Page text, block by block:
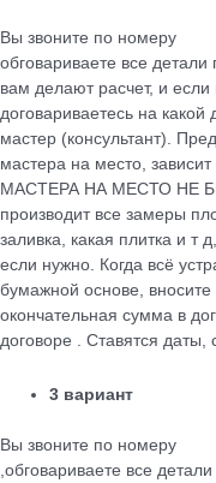
Вы звоните по номеру
обговариваете все
вам делают расчет, и
договариваетесь на
мастер (консультант).
мастера на место,
МАСТЕРА НА МЕСТО НЕ
производит все замеры
заливка, какая плитка и т
если нужно. Когда всё
бумажной основе, вносите
окончательная сумма в
договоре . Ставятся
3 вариант
Вы звоните по номеру
,обговариваете все